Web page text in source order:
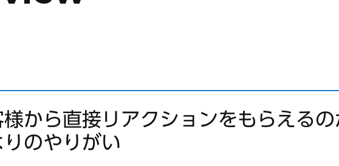
様から直接リアクションをもらえるの
のやりがい